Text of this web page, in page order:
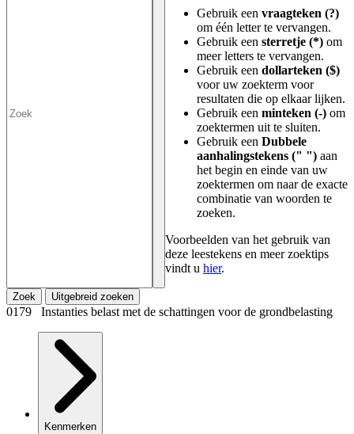
Gebruik een vraagteken (?)
om één letter te vervangen.
Gebruik een sterretje (*) om
meer letters te vervangen.
Gebruik een dollarteken ($)
voor uw zoekterm voor
resultaten die op elkaar lijken.
Gebruik een minteken (-) om
zoektermen uit te sluiten.
Gebruik een Dubbele
aanhalingstekens (" ") aan
het begin en einde van uw
zoektermen om naar de exacte
combinatie van woorden te
zoeken.
Voorbeelden van het gebruik van
deze leestekens en meer zoektips
vindt u hier.
Zoek Uitgebreid zoeken
0179 Instanties belast met de schattingen voor de grondbelasting
Kenmerken